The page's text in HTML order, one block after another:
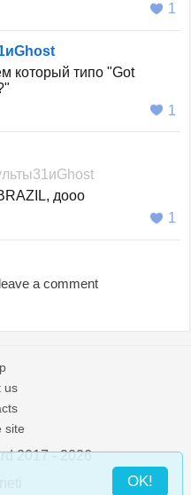
1
который типо "Got
1
дооо
1
a comment
2017 - 2026 :)
us
site
OK!